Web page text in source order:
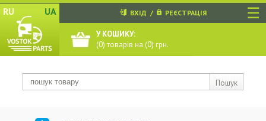
☰
RU UA
Пошук
ВХІД / РЕЄСТРАЦІЯ
У КОШИКУ:
(0) товарів на (0) грн.